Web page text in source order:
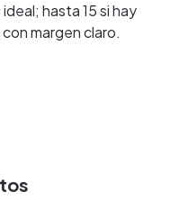
ideal; hasta 15 si hay
margen claro.